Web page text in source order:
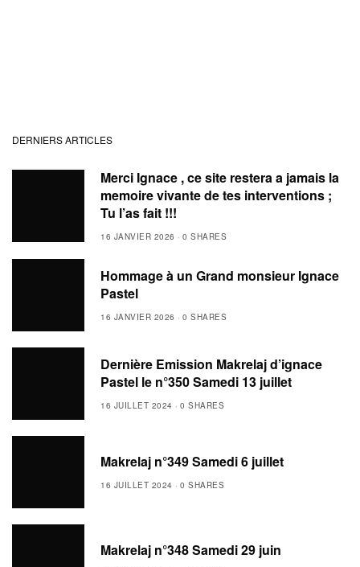
DERNIERS ARTICLES
Merci Ignace , ce site restera a jamais la
memoire vivante de tes interventions ;
Tu l’as fait !!!
16 JANVIER 2026 0 SHARES
Hommage à un Grand monsieur Ignace
Pastel
16 JANVIER 2026 0 SHARES
Dernière Emission Makrelaj d’ignace
Pastel le n°350 Samedi 13 juillet
16 JUILLET 2024 0 SHARES
Makrelaj n°349 Samedi 6 juillet
16 JUILLET 2024 0 SHARES
Makrelaj n°348 Samedi 29 juin